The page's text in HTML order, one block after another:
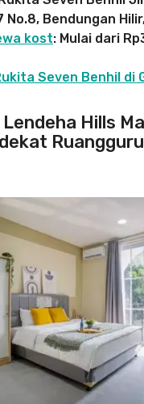
No.8, Bendungan
kost: Mulai dari
Seven Benhil di
Hills